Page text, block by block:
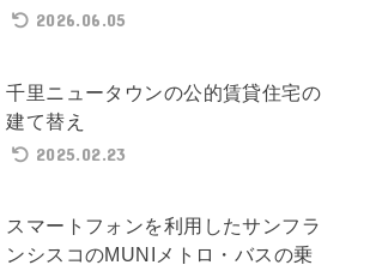
2026.06.05
千里ニュータウンの公的賃貸住宅の
建て替え
2025.02.23
スマートフォンを利用したサンフラ
ンシスコのMUNIメトロ・バスの乗